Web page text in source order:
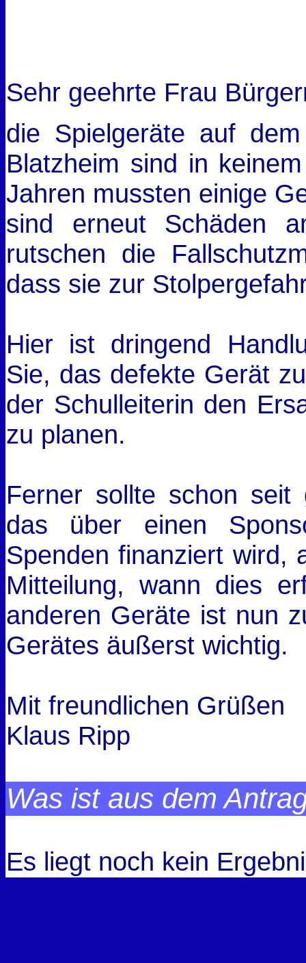
Sehr geehrte Frau
die Spielgeräte auf
Blatzheim sind in
Jahren mussten einige
sind erneut Schäden
rutschen die
dass sie zur
Hier ist dringend
Sie, das defekte Gerät
der Schulleiterin den
zu planen.
Ferner sollte schon seit
das über einen
Spenden finanziert wird,
Mitteilung, wann dies
anderen Geräte ist nun
Gerätes äußerst wichtig.
Mit freundlichen Grüßen
Klaus Ripp
Was ist aus dem
Es liegt noch kein